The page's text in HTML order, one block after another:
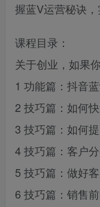
握蓝V运营秘诀，
课程目录：
关于创业，如果
1 功能篇：抖音
2 技巧篇：如何
3 技巧篇：如何
4 技巧篇：客户
5 技巧篇：做好
6 技巧篇：销售